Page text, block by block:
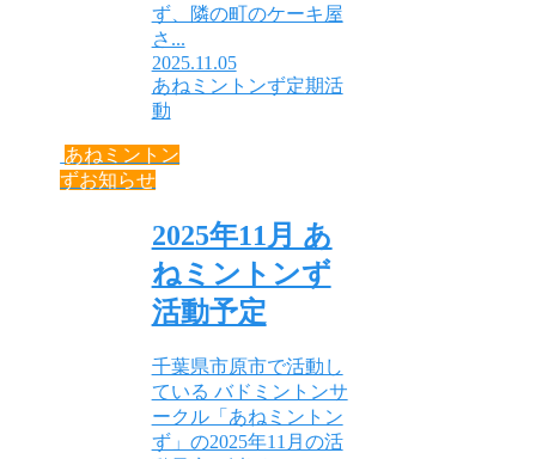
ず、隣の町のケーキ屋
さ...
2025.11.05
あねミントンず定期活
動
あねミントン
ずお知らせ
2025年11月 あ
ねミントンず
活動予定
千葉県市原市で活動し
ている バドミントンサ
ークル「あねミントン
ず」の2025年11月の活